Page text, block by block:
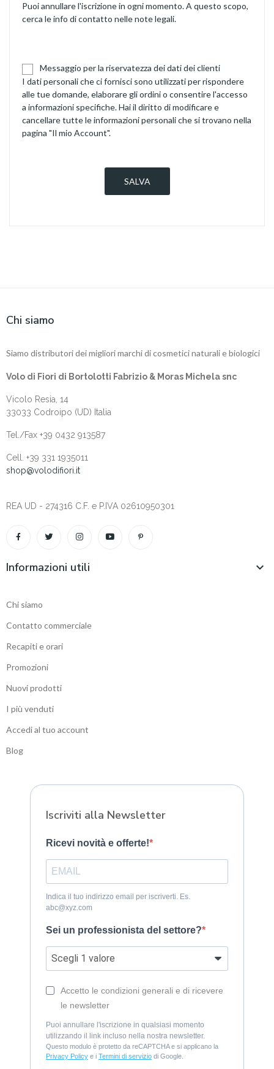
Puoi annullare l'iscrizione in ogni momento. A questo scopo,
cerca le info di contatto nelle note legali.
Messaggio per la riservatezza dei dati dei clienti
I dati personali che ci fornisci sono utilizzati per rispondere
alle tue domande, elaborare gli ordini o consentire l'accesso
a informazioni specifiche. Hai il diritto di modificare e
cancellare tutte le informazioni personali che si trovano nella
pagina "Il mio Account".
SALVA
Chi siamo
Siamo distributori dei migliori marchi di cosmetici naturali e biologici
Volo di Fiori di Bortolotti Fabrizio & Moras Michela snc
Vicolo Resia, 14
33033 Codroipo (UD) Italia
Tel./Fax +39 0432 913587
Cell. +‎39 331 1935011
shop@volodifiori.it
REA UD - 274316 C.F. e P.IVA 02610950301
Informazioni utili 
Chi siamo
Contatto commerciale
Recapiti e orari
Promozioni
Nuovi prodotti
I più venduti
Accedi al tuo account
Blog
Iscriviti alla Newsletter
Ricevi novità e offerte!
Indica il tuo indirizzo email per iscriverti. Es.
abc@xyz.com
Sei un professionista del settore?
Accetto le condizioni generali e di ricevere
le newsletter
Puoi annullare l'iscrizione in qualsiasi momento
utilizzando il link incluso nella nostra newsletter.
Questo modulo è protetto da reCAPTCHA e si applicano la
Privacy Policy e i Termini di servizio di Google.